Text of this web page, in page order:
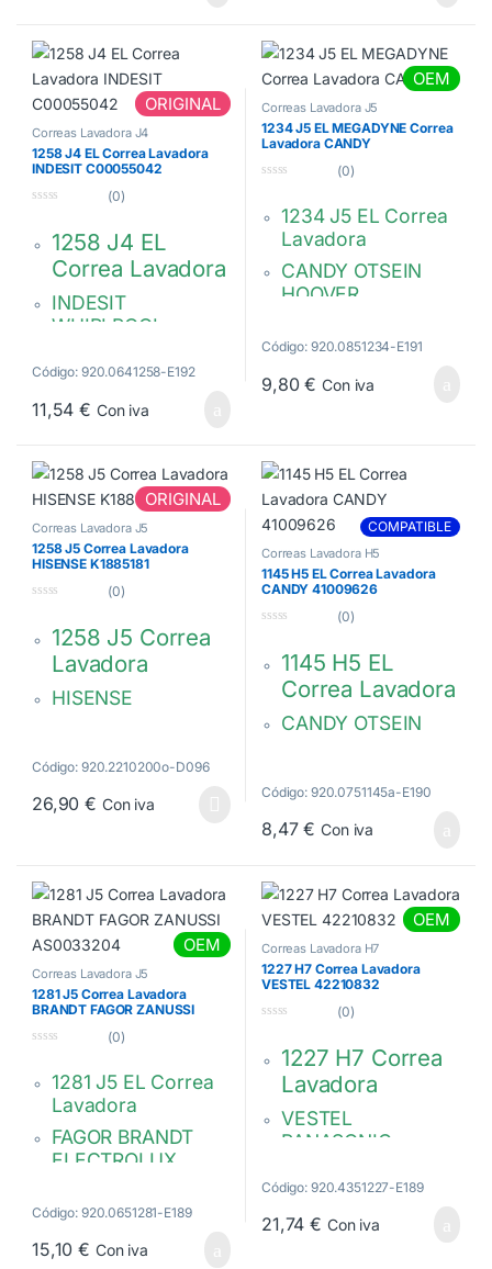
ORIGINAL
Correas Lavadora J4
1258 J4 EL Correa Lavadora
INDESIT C00055042
e
5
(0)
1258 J4 EL
Correa Lavadora
INDESIT
WHIRLPOOL
POLY. V 4 PJE 1258
C00055042
Código: 920.0641258-E192
11,54€ Con iva
OEM
Correas Lavadora J5
1234 J5 EL MEGADYNE Correa
Lavadora CANDY
e
(0)
1234 J5 EL Correa
Lavadora
CANDY OTSEIN
HOOVER
1234 J5
Código: 920.0851234-E191
9,80€ Con iva
ORIGINAL
Correas Lavadora J5
1258 J5 Correa Lavadora
HISENSE K1885181
e
5
(0)
1258 J5 Correa
Lavadora
HISENSE
K1885181
Código: 920.2210200o-D096
26,90€ Con iva
COMPATIBLE
Correas Lavadora H5
1145 H5 EL Correa Lavadora
CANDY 41009626
e
5
(0)
1145 H5 EL
Correa Lavadora
CANDY OTSEIN
41009626
Código: 920.0751145a-E190
8,47€ Con iva
OEM
Correas Lavadora J5
1281 J5 Correa Lavadora
BRANDT FAGOR ZANUSSI
e
(0)
1281 J5 EL Correa
Lavadora
FAGOR BRANDT
ELECTROLUX
MEGADYNE EL
1281 J5
Código: 920.0651281-E189
15,10€ Con iva
OEM
Correas Lavadora H7
1227 H7 Correa Lavadora
VESTEL 42210832
e
5
(0)
1227 H7 Correa
Lavadora
VESTEL
PANASONIC
Código: 920.4351227-E189
21,74€ Con iva